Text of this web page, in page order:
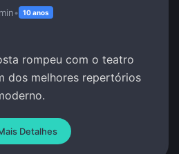
• 10 anos
rompeu com o teatro
dos melhores repertórios
Detalhes